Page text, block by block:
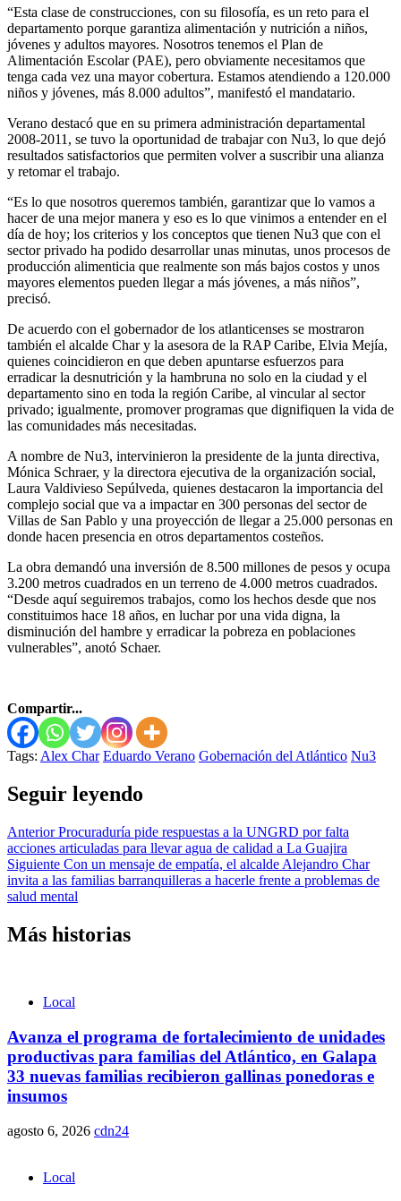
“Esta clase de construcciones, con su filosofía, es un reto para el
departamento porque garantiza alimentación y nutrición a niños,
jóvenes y adultos mayores. Nosotros tenemos el Plan de
Alimentación Escolar (PAE), pero obviamente necesitamos que
tenga cada vez una mayor cobertura. Estamos atendiendo a 120.000
niños y jóvenes, más 8.000 adultos”, manifestó el mandatario.
Verano destacó que en su primera administración departamental
2008-2011, se tuvo la oportunidad de trabajar con Nu3, lo que dejó
resultados satisfactorios que permiten volver a suscribir una alianza
y retomar el trabajo.
“Es lo que nosotros queremos también, garantizar que lo vamos a
hacer de una mejor manera y eso es lo que vinimos a entender en el
día de hoy; los criterios y los conceptos que tienen Nu3 que con el
sector privado ha podido desarrollar unas minutas, unos procesos de
producción alimenticia que realmente son más bajos costos y unos
mayores elementos pueden llegar a más jóvenes, a más niños”,
precisó.
De acuerdo con el gobernador de los atlanticenses se mostraron
también el alcalde Char y la asesora de la RAP Caribe, Elvia Mejía,
quienes coincidieron en que deben apuntarse esfuerzos para
erradicar la desnutrición y la hambruna no solo en la ciudad y el
departamento sino en toda la región Caribe, al vincular al sector
privado; igualmente, promover programas que dignifiquen la vida de
las comunidades más necesitadas.
A nombre de Nu3, intervinieron la presidente de la junta directiva,
Mónica Schraer, y la directora ejecutiva de la organización social,
Laura Valdivieso Sepúlveda, quienes destacaron la importancia del
complejo social que va a impactar en 300 personas del sector de
Villas de San Pablo y una proyección de llegar a 25.000 personas en
donde hacen presencia en otros departamentos costeños.
La obra demandó una inversión de 8.500 millones de pesos y ocupa
3.200 metros cuadrados en un terreno de 4.000 metros cuadrados.
“Desde aquí seguiremos trabajos, como los hechos desde que nos
constituimos hace 18 años, en luchar por una vida digna, la
disminución del hambre y erradicar la pobreza en poblaciones
vulnerables”, anotó Schaer.
Compartir...
Tags: Alex Char Eduardo Verano Gobernación del Atlántico Nu3
Seguir leyendo
AnteriorProcuraduría pide respuestas a la UNGRD por falta
acciones articuladas para llevar agua de calidad a La Guajira
Siguiente Con un mensaje de empatía, el alcalde Alejandro Char
invita a las familias barranquilleras a hacerle frente a problemas de
salud mental
Más historias
Local
Avanza el programa de fortalecimiento de unidades
productivas para familias del Atlántico, en Galapa
33 nuevas familias recibieron gallinas ponedoras e
insumos
agosto 6, 2026 cdn24
Local